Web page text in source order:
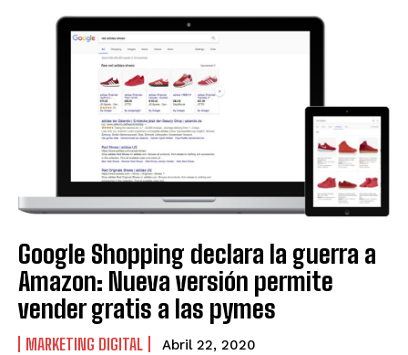
Google Shopping declara la guerra a
Amazon: Nueva versión permite
vender gratis a las pymes
MARKETING DIGITAL Abril 22, 2020